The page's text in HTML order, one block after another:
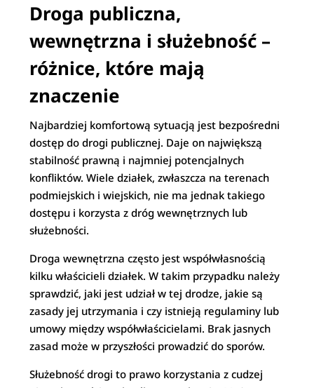
Droga publiczna,
wewnętrzna i służebność –
różnice, które mają
znaczenie
Najbardziej komfortową sytuacją jest bezpośredni
dostęp do drogi publicznej. Daje on największą
stabilność prawną i najmniej potencjalnych
konfliktów. Wiele działek, zwłaszcza na terenach
podmiejskich i wiejskich, nie ma jednak takiego
dostępu i korzysta z dróg wewnętrznych lub
służebności.
Droga wewnętrzna często jest współwłasnością
kilku właścicieli działek. W takim przypadku należy
sprawdzić, jaki jest udział w tej drodze, jakie są
zasady jej utrzymania i czy istnieją regulaminy lub
umowy między współwłaścicielami. Brak jasnych
zasad może w przyszłości prowadzić do sporów.
Służebność drogi to prawo korzystania z cudzej